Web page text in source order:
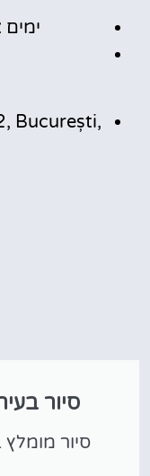
ימים א'-
București,
סיור
סיור